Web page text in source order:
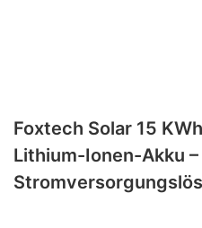
Foxtech Solar 15
Lithium-Ionen-Akku